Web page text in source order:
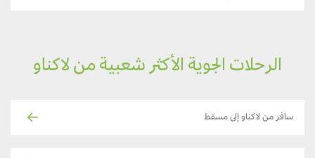
الرحلات الجوية الأكثر شعبية من لاكناو
سافر من لاكناو إلى مسقط